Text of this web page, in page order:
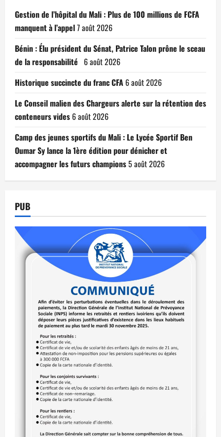
Gestion de l’hôpital du Mali : Plus de 100 millions de FCFA
manquent à l’appel7 août 2026
Bénin : Élu président du Sénat, Patrice Talon prône le sceau
de la responsabilité 6 août 2026
Historique succincte du franc CFA 6 août 2026
Le Conseil malien des Chargeurs alerte sur la rétention des
conteneurs vides 6 août 2026
Camp des jeunes sportifs du Mali : Le Lycée Sportif Ben
Oumar Sy lance la 1ère édition pour dénicher et
accompagner les futurs champions5 août 2026
PUB